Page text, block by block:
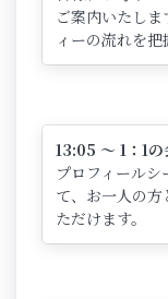
ご案内いたし
ィーの流れを把
13:05 ～ 1：1
プロフィール
て、お一人の方
ただけます。